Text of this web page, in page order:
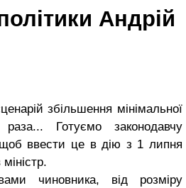
Андрій
збільшення мінімальної
Готуємо законодавчу
ввести це в дію з 1 липня
чиновника, від розміру